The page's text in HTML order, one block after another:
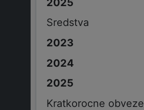
Sredstva
Kratkorocne obveze